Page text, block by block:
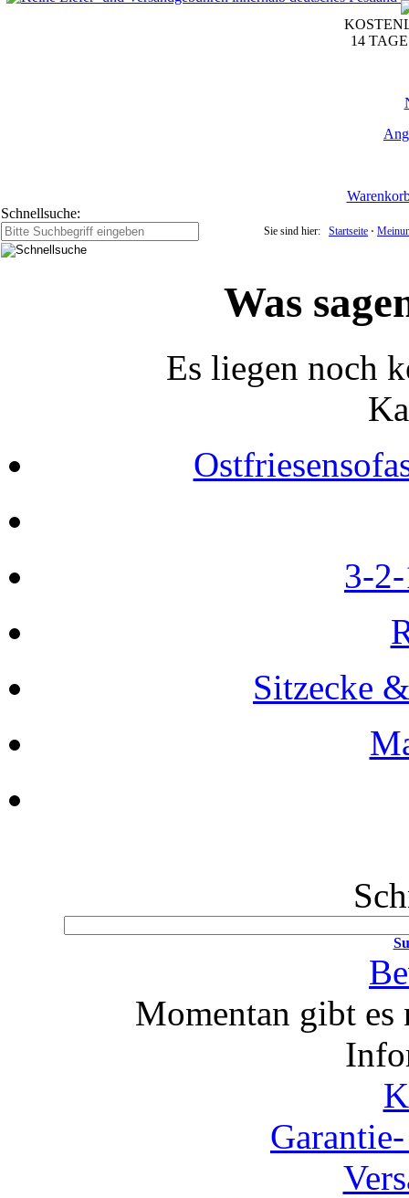
14
Schnellsuche:
Sie sind hier: Startseite ⋅
Was
Es liegen noch
3-
Sitzecke
Momentan gibt es